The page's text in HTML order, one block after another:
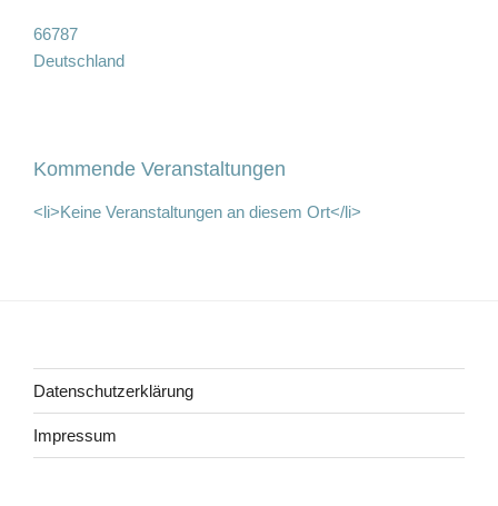
66787
Deutschland
Kommende Veranstaltungen
<li>Keine Veranstaltungen an diesem Ort</li>
Datenschutzerklärung
Impressum